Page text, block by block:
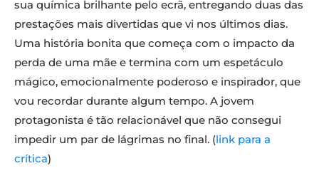
sua química brilhante pelo ecrã, entregando duas das
prestações mais divertidas que vi nos últimos dias.
Uma história bonita que começa com o impacto da
perda de uma mãe e termina com um espetáculo
mágico, emocionalmente poderoso e inspirador, que
vou recordar durante algum tempo. A jovem
protagonista é tão relacionável que não consegui
impedir um par de lágrimas no final. (link para a
crítica)